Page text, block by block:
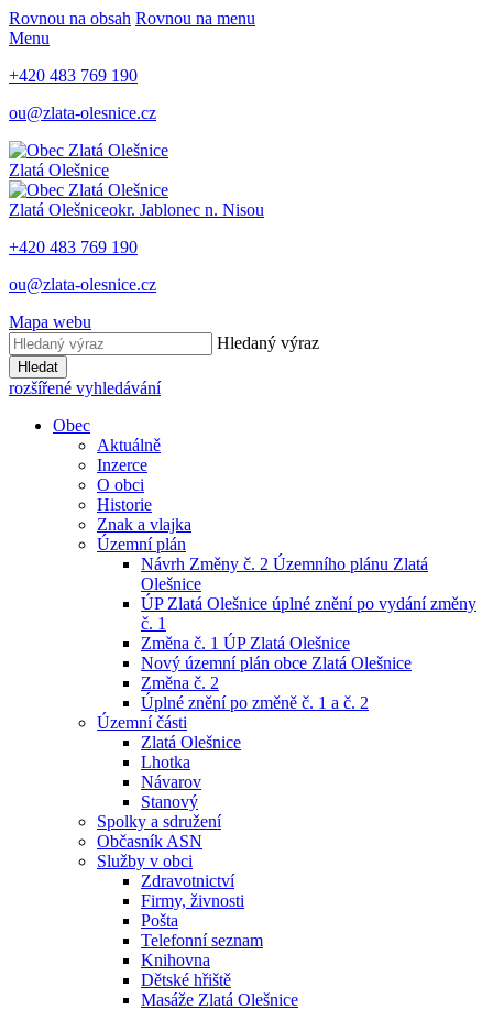
Rovnou na obsah Rovnou na menu
Menu
+420 483 769 190
ou@zlata-olesnice.cz
Zlatá Olešnice
Zlatá Olešniceokr. Jablonec n. Nisou
+420 483 769 190
ou@zlata-olesnice.cz
Mapa webu
Hledaný výraz
Hledat
rozšířené vyhledávání
Obec
Aktuálně
Inzerce
O obci
Historie
Znak a vlajka
Územní plán
Návrh Změny č. 2 Územního plánu Zlatá
Olešnice
ÚP Zlatá Olešnice úplné znění po vydání změny
č. 1
Změna č. 1 ÚP Zlatá Olešnice
Nový územní plán obce Zlatá Olešnice
Změna č. 2
Úplné znění po změně č. 1 a č. 2
Územní části
Zlatá Olešnice
Lhotka
Návarov
Stanový
Spolky a sdružení
Občasník ASN
Služby v obci
Zdravotnictví
Firmy, živnosti
Pošta
Telefonní seznam
Knihovna
Dětské hřiště
Masáže Zlatá Olešnice